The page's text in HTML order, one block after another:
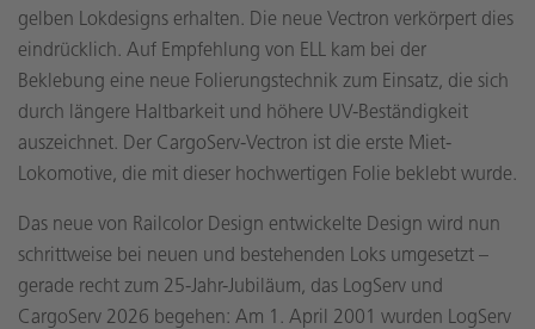
gelben Lokdesigns erhalten. Die neue Vectron verkörpert dies
eindrücklich. Auf Empfehlung von ELL kam bei der
Beklebung eine neue Folierungstechnik zum Einsatz, die sich
durch längere Haltbarkeit und höhere UV-Beständigkeit
auszeichnet. Der CargoServ-Vectron ist die erste Miet-
Lokomotive, die mit dieser hochwertigen Folie beklebt wurde.
Das neue von Railcolor Design entwickelte Design wird nun
schrittweise bei neuen und bestehenden Loks umgesetzt –
gerade recht zum 25-Jahr-Jubiläum, das LogServ und
CargoServ 2026 begehen: Am 1. April 2001 wurden LogServ